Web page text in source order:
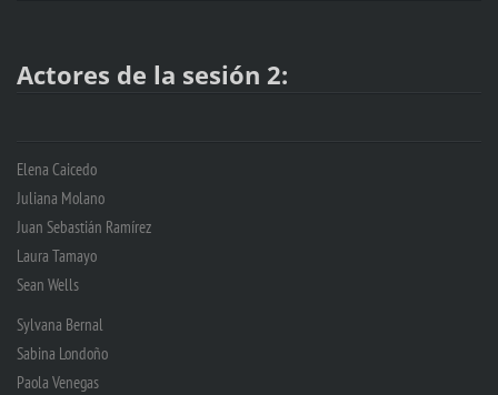
Actores de la sesión 2:
Elena Caicedo
Juliana Molano
Juan Sebastián Ramírez
Laura Tamayo
Sean Wells
Sylvana Bernal
Sabina Londoño
Paola Venegas